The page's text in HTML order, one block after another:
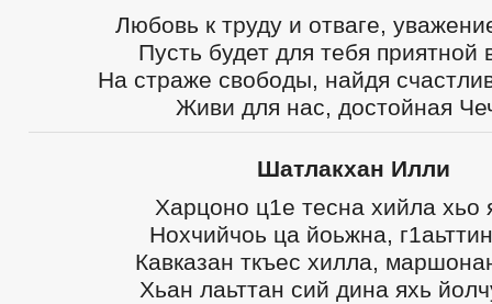
Любовь к труду и отваге,
Пусть будет для тебя приятной
На страже свободы, найдя
Живи для нас, достойная
Шатлакхан Илли
Харцоно ц1е тесна хийла хьо
Нохчийчоь ца йоьжна,
Кавказан ткъес хилла,
Хьан лаьттан сий дина яхь